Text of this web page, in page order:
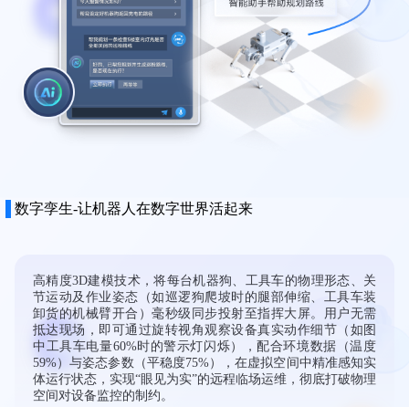
数字孪生-让机器人在数字世界活起来
高精度3D建模技术，将每台机器狗、工具车的物理形态、关
节运动及作业姿态（如巡逻狗爬坡时的腿部伸缩、工具车装
卸货的机械臂开合）毫秒级同步投射至指挥大屏。用户无需
抵达现场，即可通过旋转视角观察设备真实动作细节（如图
中工具车电量60%时的警示灯闪烁），配合环境数据（温度
59%）与姿态参数（平稳度75%），在虚拟空间中精准感知实
体运行状态，实现 ​​“眼见为实”的远程临场运维，彻底打破物理
空间对设备监控的制约。